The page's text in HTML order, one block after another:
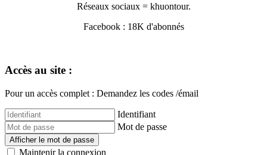
Réseaux sociaux = khuontour.
Facebook : 18K d'abonnés
Accès au site :
Pour un accès complet : Demandez les codes /émail
Identifiant
Mot de passe
Afficher le mot de passe
Maintenir la connexion